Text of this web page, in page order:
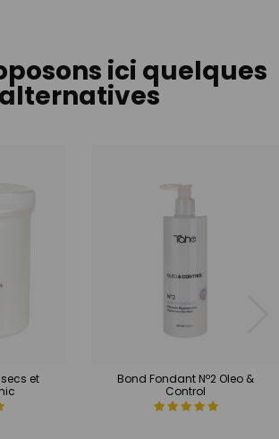
ici quelques
alternatives
et
Bond Fondant Nº2 Oleo &
Control